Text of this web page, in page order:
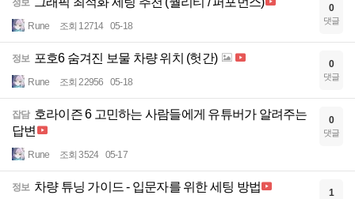
정보
Rune 조회 12714 05-18
0
댓글
정보 포호6 숨겨진 보물 차량 위치 (헛간)
Rune 조회 22956 05-18
0
댓글
잡담 호라이즌 6 고민하는 사람들에게 유튜버가 알려주는
답변
Rune 조회 3524 05-17
0
댓글
정보 차량 튜닝 가이드 - 입문자를 위한 세팅 방법 1